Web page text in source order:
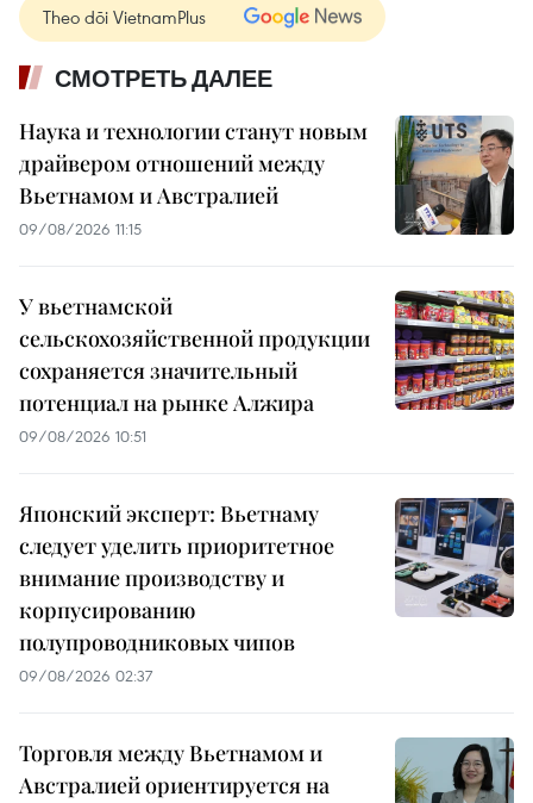
Theo dõi VietnamPlus
СМОТРЕТЬ ДАЛЕЕ
Наука и технологии станут новым
драйвером отношений между
Вьетнамом и Австралией
09/08/2026 11:15
У вьетнамской
сельскохозяйственной продукции
сохраняется значительный
потенциал на рынке Алжира
09/08/2026 10:51
Японский эксперт: Вьетнаму
следует уделить приоритетное
внимание производству и
корпусированию
полупроводниковых чипов
09/08/2026 02:37
Торговля между Вьетнамом и
Австралией ориентируется на